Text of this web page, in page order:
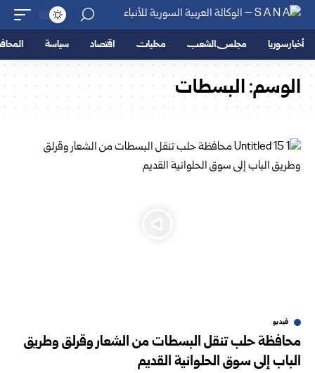
أخبار سوريا مجلس الشعب محليات اقتصاد سياسة
الوسم:البسطات
فيديو
محافظة حلب تنقل البسطات من الشعار وقرلق وطريق
الباب إلى سوق الحلوانية القديم